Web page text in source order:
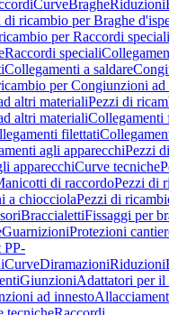
CurveBragheRiduzioni
di ricambio per Braghe
per Raccordi speciali
Raccordi speciali
Collegamenti a saldare
per Congiunzioni ad
altri materialiPezzi di
altri materialiCollegamenti
filettati
agli apparecchiPezzi
apparecchiCurve tecniche
di raccordoPezzi di
a chiocciolaPezzi di
BraccialettiFissaggi per
GuarnizioniProtezioni
PP-
CurveDiramazioniRiduzioni
GiunzioniAdattatori per il
ad innesto